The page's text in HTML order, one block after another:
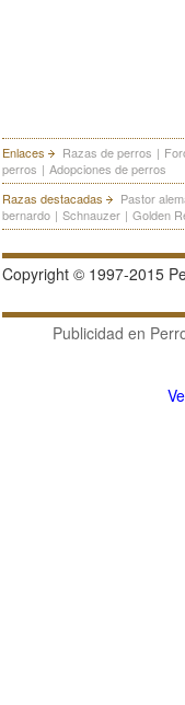
Enlaces Razas de perros |
perros | Adopciones de perros
Razas destacadas
Pastor
bernardo | Schnauzer | Golden
Copyright © 1997-2015
Publicidad en